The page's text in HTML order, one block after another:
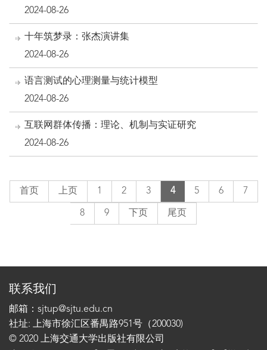
2024-08-26
十年筑梦录：张杰演讲集
2024-08-26
语言测试的心理测量与统计模型
2024-08-26
互联网群体传播：理论、机制与实证研究
2024-08-26
首页 上页 1 2 3 4 5 6 7
8 9 下页 尾页
联系我们
邮箱：sjtup@sjtu.edu.cn
社址: 上海市徐汇区番禺路951号（200030)
© 2020 上海交通大学出版社有限公司